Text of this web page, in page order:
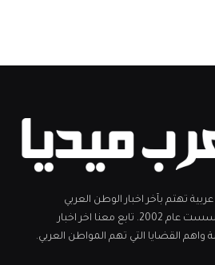
تهتم بآخر اخبار الوطن العربي
والشرق الأوسط والعالم، تأسست عام 2002. تابع معنا اخر اخبار
واهم القضايا التي تهم المواطن العربي.